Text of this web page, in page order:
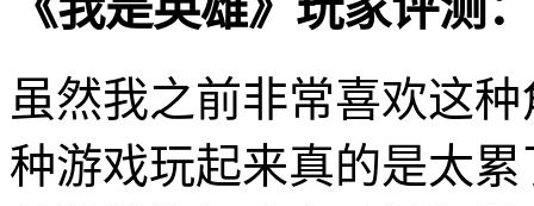
虽然我之前非常喜欢这
种游戏玩起来真的是太